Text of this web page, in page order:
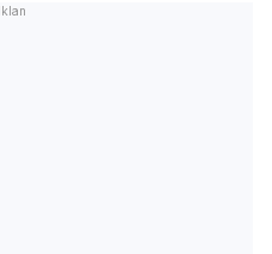
Iklan